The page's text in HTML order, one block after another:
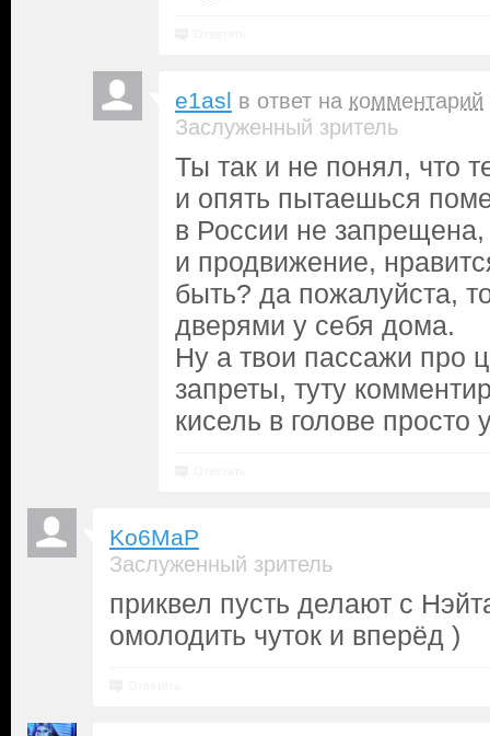
e1asl в ответ на комментарий
Заслуженный зритель
Ты так и не понял, что
и опять пытаешься
в России не
и продвижение,
быть? да пожалуйста,
дверями у себя дома.
Ну а твои пассажи про
запреты, туту
кисель в голове просто
Ko6MaP
Заслуженный зритель
приквел пусть делают с
омолодить чуток и вперёд )